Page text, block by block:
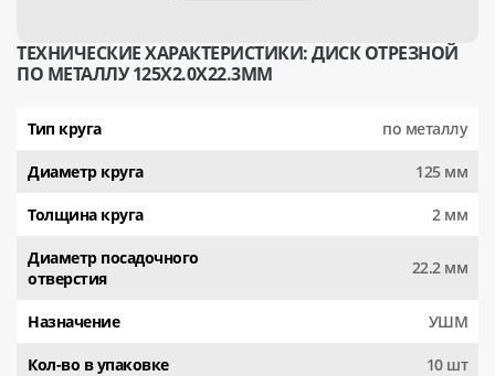
ТЕХНИЧЕСКИЕ ХАРАКТЕРИСТИКИ: ДИСК ОТРЕЗНОЙ
ПО МЕТАЛЛУ 125Х2.0Х22.3ММ
Тип круга по металлу
Диаметр круга 125 мм
Толщина круга 2 мм
Диаметр посадочного
отверстия
22.2 мм
Назначение УШМ
Кол-во в упаковке 10 шт